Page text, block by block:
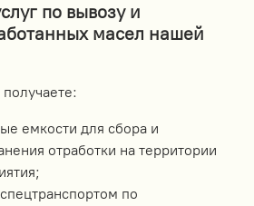
по вывозу и
масел нашей
емкости для сбора и
отработки на территории
по